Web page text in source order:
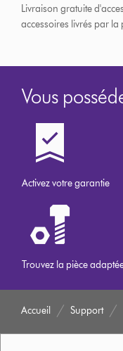
Livraison gratuite
accessoires livrés par
Vous
Activez votre garantie
Trouvez la pièce
Accueil Support